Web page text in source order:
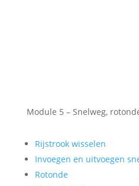
Module 5 – Snelweg,
Rijstrook wisselen
Invoegen en uitvoegen
Rotonde